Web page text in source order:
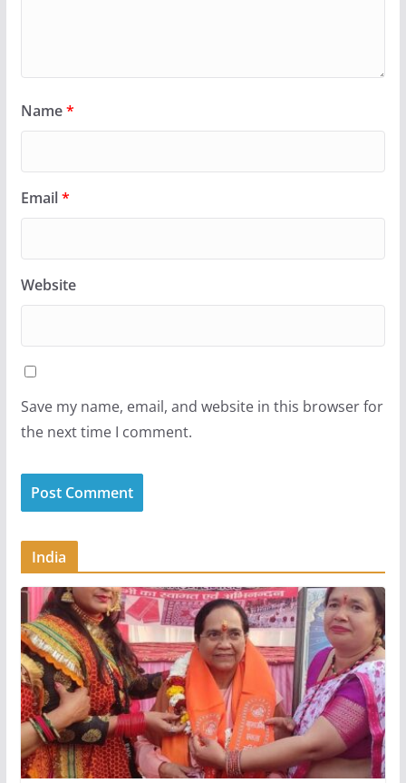
Name*
Email*
Website
Save my name, email, and website in this browser for
the next time I comment.
India